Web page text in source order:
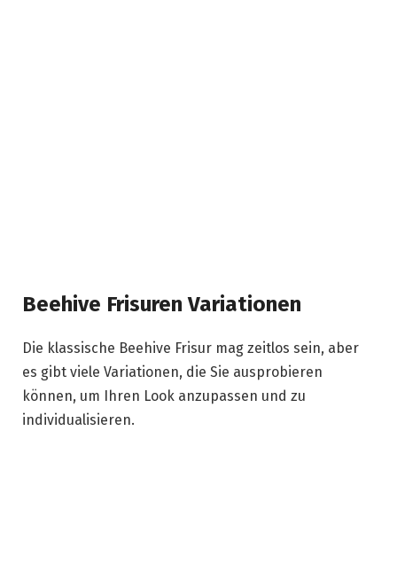
Beehive Frisuren Variationen
Die klassische Beehive Frisur mag zeitlos sein, aber
es gibt viele Variationen, die Sie ausprobieren
können, um Ihren Look anzupassen und zu
individualisieren.